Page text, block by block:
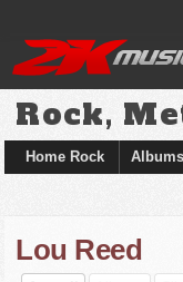
Rock,
Home Rock Albums
Lou Reed